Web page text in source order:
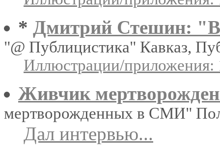
* Дмитрий Стешин:
"@ Публицистика" Кавказ,
Иллюстрации/приложения:
Живчик
мертворожденных в СМИ"
Дал интервью...